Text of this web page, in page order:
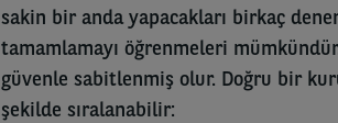
sakin bir anda yapacakları birkaç
tamamlamayı öğrenmeleri
güvenle sabitlenmiş olur. Doğru bir
şekilde sıralanabilir: